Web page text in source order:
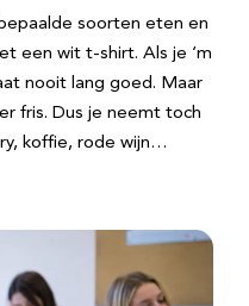
soorten eten en
een wit t-shirt. Als je ‘m
nooit lang goed. Maar
fris. Dus je neemt toch
koffie, rode wijn…